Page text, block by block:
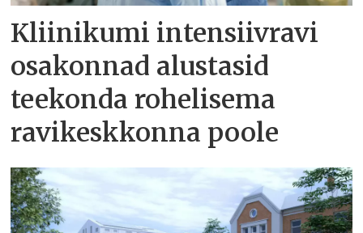
Kliinikumi intensiivravi
osakonnad alustasid
teekonda rohelisema
ravikeskkonna poole